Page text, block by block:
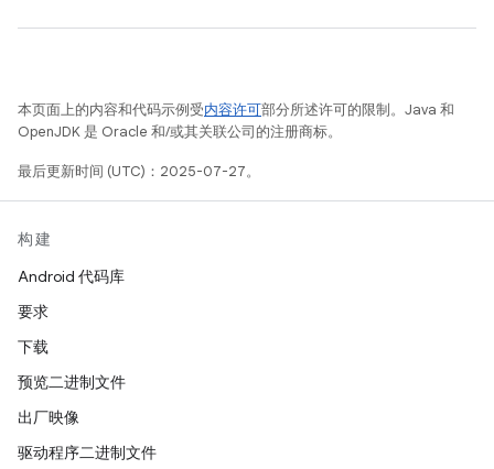
本页面上的内容和代码示例受内容许可部分所述许可的限制。Java 和
OpenJDK 是 Oracle 和/或其关联公司的注册商标。
最后更新时间 (UTC)：2025-07-27。
构建
Android 代码库
要求
下载
预览二进制文件
出厂映像
驱动程序二进制文件